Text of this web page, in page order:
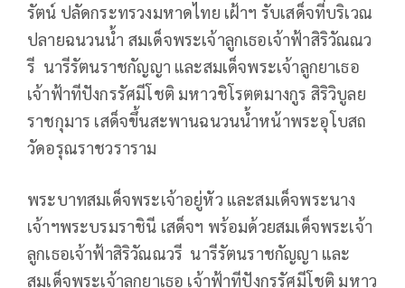
รัตน์ ปลัดกระทรวงมหาดไทย เฝ้าฯ รับเสด็จที่บริเวณ
ปลายฉนวนน้ำ สมเด็จพระเจ้าลูกเธอเจ้าฟ้าสิริวัณณว
รี นารีรัตนราชกัญญา และสมเด็จพระเจ้าลูกยาเธอ
เจ้าฟ้าทีปังกรรัศมีโชติ มหาวชิโรตตมางกูร สิริวิบูลย
ราชกุมาร เสด็จขึ้นสะพานฉนวนน้ำหน้าพระอุโบสถ
วัดอรุณราชวราราม
พระบาทสมเด็จพระเจ้าอยู่หัว และสมเด็จพระนาง
เจ้าฯพระบรมราชินี เสด็จฯ พร้อมด้วยสมเด็จพระเจ้า
ลูกเธอเจ้าฟ้าสิริวัณณวรี นารีรัตนราชกัญญา และ
สมเด็จพระเจ้าลูกยาเธอ เจ้าฟ้าทีปังกรรัศมีโชติ มหาว